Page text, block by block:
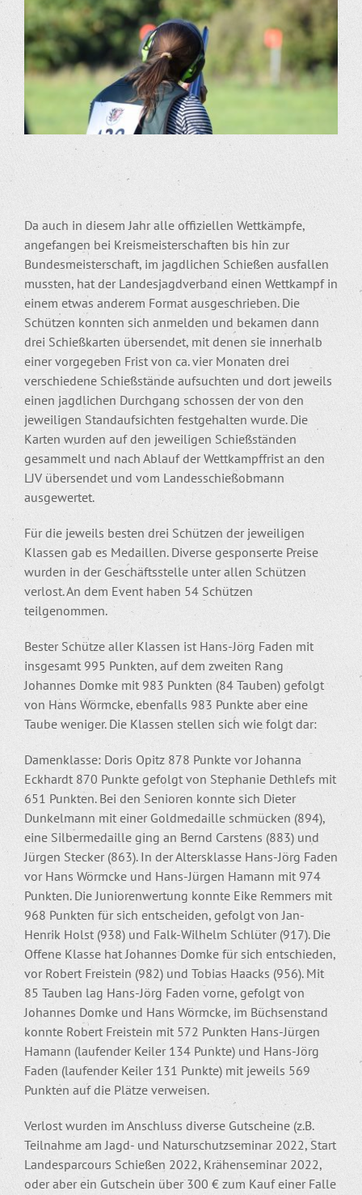
Da auch in diesem Jahr alle offiziellen Wettkämpfe,
angefangen bei Kreismeisterschaften bis hin zur
Bundesmeisterschaft, im jagdlichen Schießen ausfallen
mussten, hat der Landesjagdverband einen Wettkampf in
einem etwas anderem Format ausgeschrieben. Die
Schützen konnten sich anmelden und bekamen dann
drei Schießkarten übersendet, mit denen sie innerhalb
einer vorgegeben Frist von ca. vier Monaten drei
verschiedene Schießstände aufsuchten und dort jeweils
einen jagdlichen Durchgang schossen der von den
jeweiligen Standaufsichten festgehalten wurde. Die
Karten wurden auf den jeweiligen Schießständen
gesammelt und nach Ablauf der Wettkampffrist an den
LJV übersendet und vom Landesschießobmann
ausgewertet.
Für die jeweils besten drei Schützen der jeweiligen
Klassen gab es Medaillen. Diverse gesponserte Preise
wurden in der Geschäftsstelle unter allen Schützen
verlost. An dem Event haben 54 Schützen
teilgenommen.
Bester Schütze aller Klassen ist Hans-Jörg Faden mit
insgesamt 995 Punkten, auf dem zweiten Rang
Johannes Domke mit 983 Punkten (84 Tauben) gefolgt
von Hans Wörmcke, ebenfalls 983 Punkte aber eine
Taube weniger. Die Klassen stellen sich wie folgt dar:
Damenklasse: Doris Opitz 878 Punkte vor Johanna
Eckhardt 870 Punkte gefolgt von Stephanie Dethlefs mit
651 Punkten. Bei den Senioren konnte sich Dieter
Dunkelmann mit einer Goldmedaille schmücken (894),
eine Silbermedaille ging an Bernd Carstens (883) und
Jürgen Stecker (863). In der Altersklasse Hans-Jörg Faden
vor Hans Wörmcke und Hans-Jürgen Hamann mit 974
Punkten. Die Juniorenwertung konnte Eike Remmers mit
968 Punkten für sich entscheiden, gefolgt von Jan-
Henrik Holst (938) und Falk-Wilhelm Schlüter (917). Die
Offene Klasse hat Johannes Domke für sich entschieden,
vor Robert Freistein (982) und Tobias Haacks (956). Mit
85 Tauben lag Hans-Jörg Faden vorne, gefolgt von
Johannes Domke und Hans Wörmcke, im Büchsenstand
konnte Robert Freistein mit 572 Punkten Hans-Jürgen
Hamann (laufender Keiler 134 Punkte) und Hans-Jörg
Faden (laufender Keiler 131 Punkte) mit jeweils 569
Punkten auf die Plätze verweisen.
Verlost wurden im Anschluss diverse Gutscheine (z.B.
Teilnahme am Jagd- und Naturschutzseminar 2022, Start
Landesparcours Schießen 2022, Krähenseminar 2022,
oder aber ein Gutschein über 300 € zum Kauf einer Falle